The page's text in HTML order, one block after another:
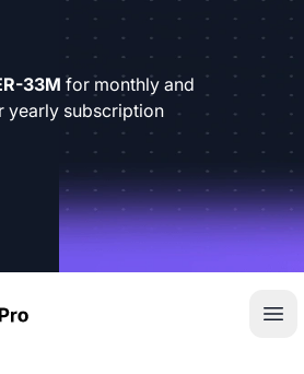
33M for monthly and
yearly subscription